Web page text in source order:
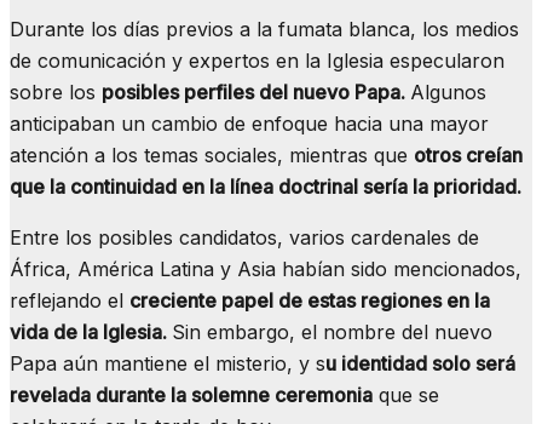
Durante los días previos a la fumata blanca, los medios
de comunicación y expertos en la Iglesia especularon
sobre los posibles perfiles del nuevo Papa. Algunos
anticipaban un cambio de enfoque hacia una mayor
atención a los temas sociales, mientras que otros creían
que la continuidad en la línea doctrinal sería la prioridad.
Entre los posibles candidatos, varios cardenales de
África, América Latina y Asia habían sido mencionados,
reflejando el creciente papel de estas regiones en la
vida de la Iglesia. Sin embargo, el nombre del nuevo
Papa aún mantiene el misterio, y su identidad solo será
revelada durante la solemne ceremonia que se